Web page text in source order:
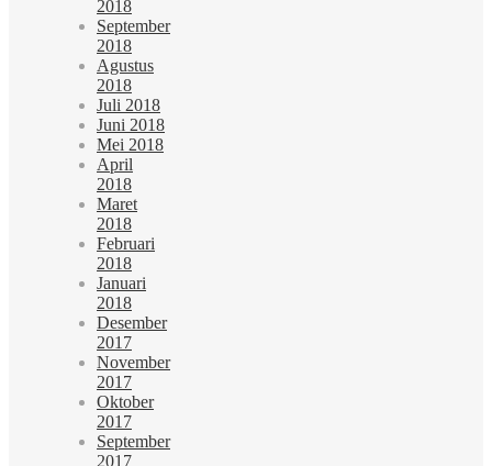
2018
September
2018
Agustus
2018
Juli 2018
Juni 2018
Mei 2018
April
2018
Maret
2018
Februari
2018
Januari
2018
Desember
2017
November
2017
Oktober
2017
September
2017